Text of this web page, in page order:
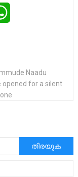
Naadu
opened for a silent
അനേഷിക്കുക